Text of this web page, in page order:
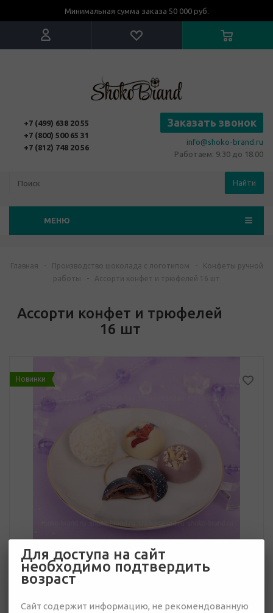
Минимальная сумма заказа 50 000 руб.
+7 (499) 638 20 55
+7 (800) 500 65 31
+7 (812) 748 20 56
Заказать звонок
info@shoko-brand.ru
Работаем: 9.30 до 18.00
Найти
МЕНЮ
Главная - Производство шоколада с логотипом -
Конфеты ручной
работы
- Асcорти конфет и трюфелей 16 шт
Асcорти конфет и трюфелей
16 шт
Новинки
1 930 руб.
Для доступа на сайт
необходимо подтвердить
возраст
Сайт содержит информацию, не рекомендованную